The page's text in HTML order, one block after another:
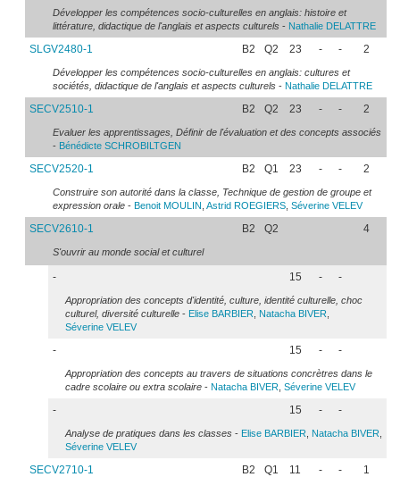
Développer les compétences socio-culturelles en anglais: histoire et
littérature, didactique de l'anglais et aspects culturels - Nathalie DELATTRE
SLGV2480-1 B2 Q2 23 - - 2
Développer les compétences socio-culturelles en anglais: cultures et
sociétés, didactique de l'anglais et aspects culturels - Nathalie DELATTRE
SECV2510-1 B2 Q2 23 - - 2
Evaluer les apprentissages, Définir de l'évaluation et des concepts associés
- Bénédicte SCHROBILTGEN
SECV2520-1 B2 Q1 23 - - 2
Construire son autorité dans la classe, Technique de gestion de groupe et
expression orale - Benoit MOULIN Astrid ROEGIERS Séverine VELEV
SECV2610-1 B2 Q2 4
S'ouvrir au monde social et culturel
- 15 - -
Appropriation des concepts d'identité, culture, identité culturelle, choc
culturel, diversité culturelle - Elise BARBIER Natacha BIVER
Séverine VELEV
- 15 - -
Appropriation des concepts au travers de situations concrètres dans le
cadre scolaire ou extra scolaire - Natacha BIVER Séverine VELEV
- 15 - -
Analyse de pratiques dans les classes - Elise BARBIER Natacha BIVER
Séverine VELEV
SECV2710-1 B2 Q1 11 - - 1